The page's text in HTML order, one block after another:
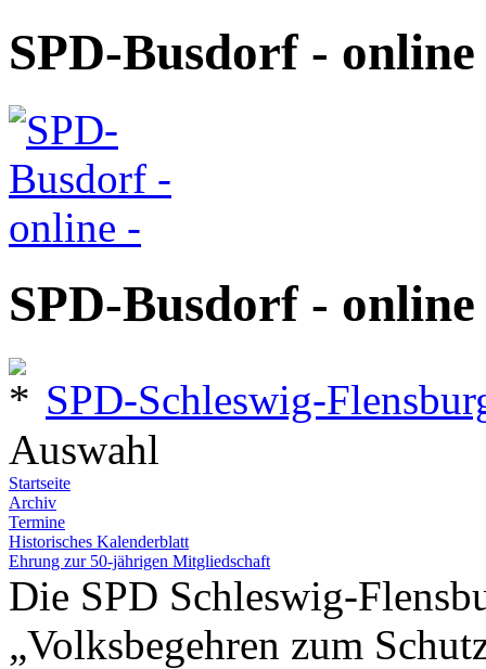
SPD-Busdorf -
SPD-Busdorf -
SPD-Schleswig-
Auswahl
Startseite
Archiv
Termine
Historisches Kalenderblatt
Ehrung zur 50-jährigen Mitgliedschaft
Die SPD Schleswig-
„Volksbegehren zum